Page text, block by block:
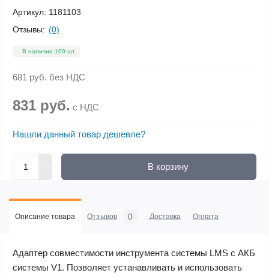
Артикул: 1181103
Отзывы: (0)
В наличии 100 шт.
681 руб. без НДС
831 руб. с НДС
Нашли данный товар дешевле?
В корзину
Описание товара Отзывов 0 Доставка Оплата
Адаптер совместимости инструмента системы LMS c АКБ
системы V1. Позволяет устанавливать и использовать